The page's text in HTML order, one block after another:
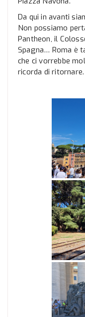
Da qui in avanti
Non possiamo
Pantheon, il
Spagna… Roma è
che ci vorrebbe
ricorda di ritornare.